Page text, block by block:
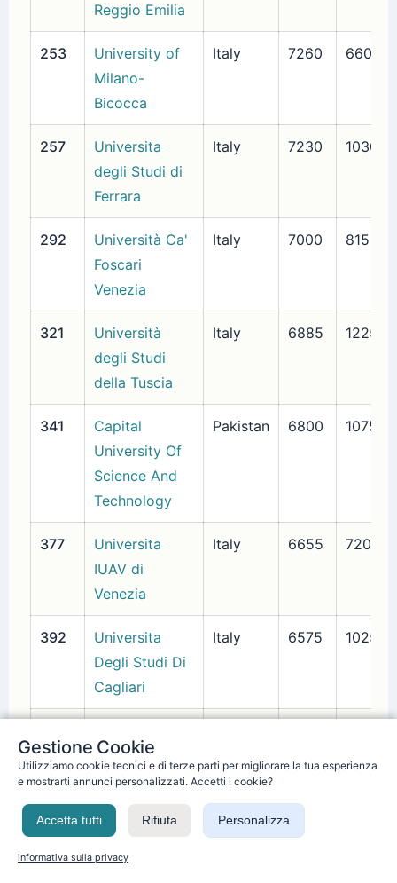
Reggio Emilia
253
University of
Milano-
Bicocca
Italy 7260 660
257
Universita
degli Studi di
Ferrara
Italy 7230 1030
292
Università Ca'
Foscari
Venezia
Italy 7000 815
321
Università
degli Studi
della Tuscia
Italy 6885 1225
341
Capital
University Of
Science And
Technology
Pakistan 6800 1075
377
Universita
IUAV di
Venezia
Italy 6655 720
392
Universita
Degli Studi Di
Cagliari
Italy 6575 1025
Degli Studi
Della
Basilicata
Gestione Cookie
Utilizziamo cookie tecnici e di terze parti per migliorare la tua esperienza
e mostrarti annunci personalizzati. Accetti i cookie?
Accetta tutti Rifiuta Personalizza
informativa sulla privacy